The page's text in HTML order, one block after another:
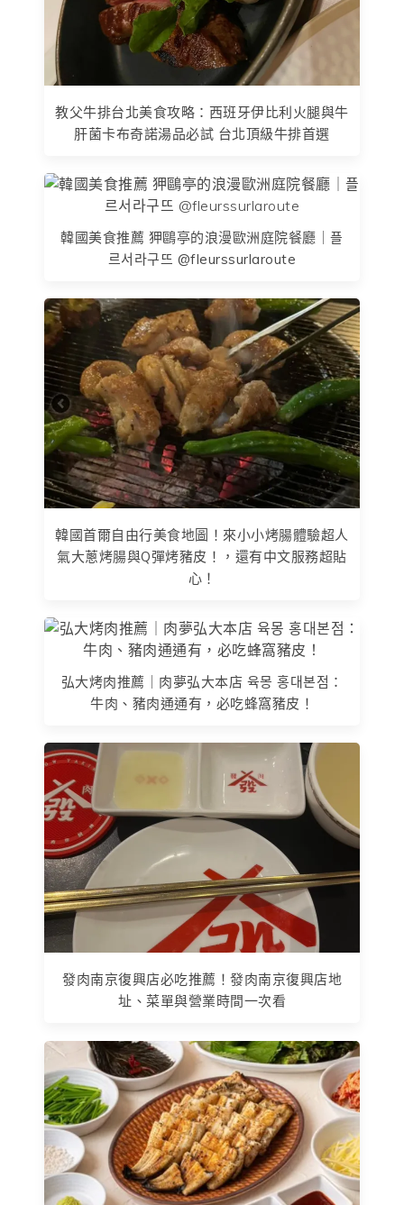
教父牛排台北美食攻略：西班牙伊比利火腿與牛
肝菌卡布奇諾湯品必試 台北頂級牛排首選
韓國美食推薦 狎鷗亭的浪漫歐洲庭院餐廳｜플
르서라구뜨 @fleurssurlaroute
韓國首爾自由行美食地圖！來小小烤腸體驗超人
氣大蔥烤腸與Q彈烤豬皮！，還有中文服務超貼
心！
弘大烤肉推薦｜肉夢弘大本店 육몽 홍대본점：
牛肉、豬肉通通有，必吃蜂窩豬皮！
發肉南京復興店必吃推薦！發肉南京復興店地
址、菜單與營業時間一次看